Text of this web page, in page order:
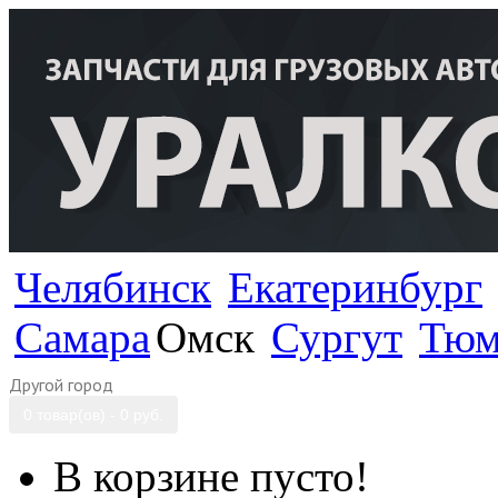
Челябинск Екатеринбург
СамараОмск Сургут
Другой город
В корзине пусто!